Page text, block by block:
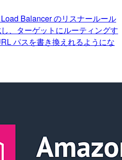
Balancer のリスナールール
、ターゲットにルーティングす
パスを書き換えれるようにな